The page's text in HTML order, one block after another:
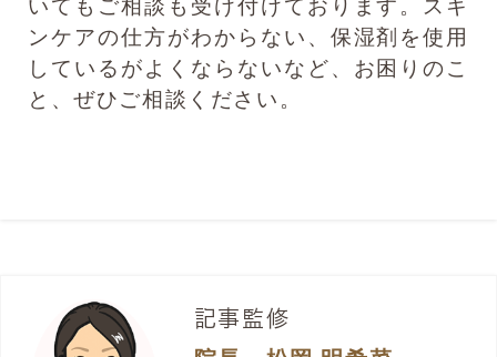
いてもご相談も受け付けております。スキ
ンケアの仕方がわからない、保湿剤を使用
しているがよくならないなど、お困りのこ
と、ぜひご相談ください。
記事監修